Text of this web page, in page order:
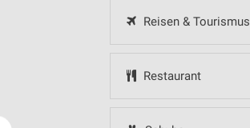
Reisen & Tourismus
Restaurant